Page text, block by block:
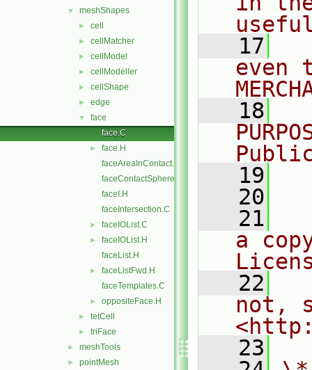
▼ meshShapes
► cell
► cellMatcher
► cellModel
► cellModeller
► cellShape
► edge
▼
face
face.C
►
face.H
faceAreaInContact.C
faceContactSphere.C
faceI.H
faceIntersection.C
► faceIOList.C
►
faceIOList.H
faceList.H
►
faceListFwd.H
faceTemplates.C
► oppositeFace.H
► tetCell
► triFace
► meshTools
► pointMesh
   17
even
   18
   19
   20
   21
a
   22
not,
   23